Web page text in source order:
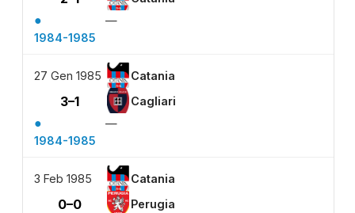
●
—
1984-1985
27 Gen 1985 Catania
3–1 Cagliari
●
—
1984-1985
3 Feb 1985 Catania
0–0 Perugia